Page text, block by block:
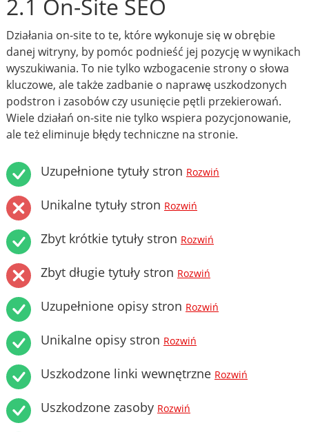
2.1 On-Site SEO
Działania on-site to te, które wykonuje się w obrębie
danej witryny, by pomóc podnieść jej pozycję w wynikach
wyszukiwania. To nie tylko wzbogacenie strony o słowa
kluczowe, ale także zadbanie o naprawę uszkodzonych
podstron i zasobów czy usunięcie pętli przekierowań.
Wiele działań on-site nie tylko wspiera pozycjonowanie,
ale też eliminuje błędy techniczne na stronie.
Uzupełnione tytuły stron Rozwiń
Unikalne tytuły stron Rozwiń
Zbyt krótkie tytuły stron Rozwiń
Zbyt długie tytuły stron Rozwiń
Uzupełnione opisy stron Rozwiń
Unikalne opisy stron Rozwiń
Uszkodzone linki wewnętrzne Rozwiń
Uszkodzone zasoby Rozwiń